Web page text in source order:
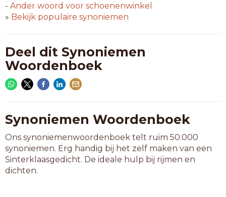
- Ander woord voor schoenenwinkel
» Bekijk populaire synoniemen
Deel dit Synoniemen
Woordenboek
Synoniemen Woordenboek
Ons synoniemenwoordenboek telt ruim 50.000
synoniemen. Erg handig bij het zelf maken van een
Sinterklaasgedicht. De ideale hulp bij rijmen en
dichten.